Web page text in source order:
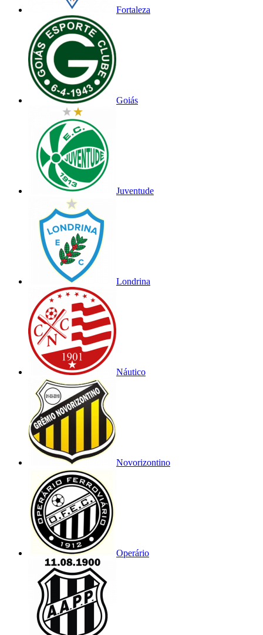
Fortaleza
Goiás
Juventude
Londrina
Náutico
Novorizontino
Operário